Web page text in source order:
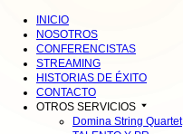
INICIO
NOSOTROS
CONFERENCISTAS
STREAMING
HISTORIAS DE ÉXITO
CONTACTO
OTROS SERVICIOS
Domina String Quartet